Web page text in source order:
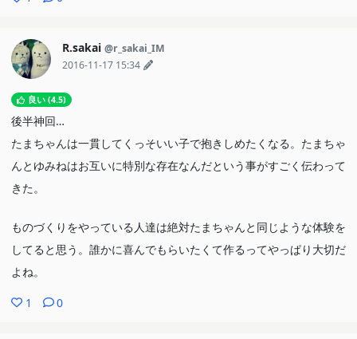
R.sakai @r_sakai_IM
2016-11-17 15:34
良い (4.5)
後半神回…
たまちゃんは一貫してくっそいい子で抱きしめたくなる。たまちゃ
んとゆみねはお互いに特別な存在なんだという事がすごく伝わって
きた。
ものづくりをやっている人達は絶対たまちゃんと同じような体験を
してると思う。誰かに喜んでもらいたくて作るってやっぱり大切だ
よね。
1 0